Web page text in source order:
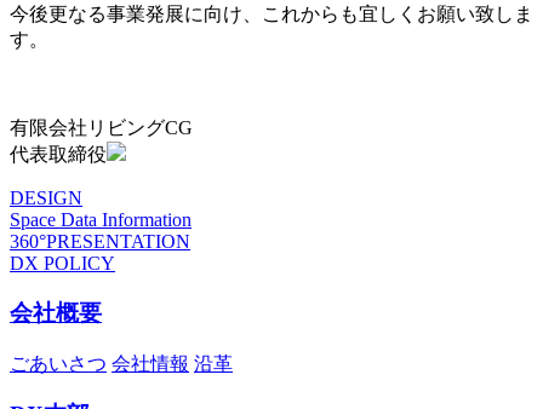
今後更なる事業発展に向け、これからも宜しくお願い致しま
す。
有限会社リビングCG
代表取締役
DESIGN
Space Data Information
360°PRESENTATION
DX POLICY
会社概要
ごあいさつ 会社情報 沿革